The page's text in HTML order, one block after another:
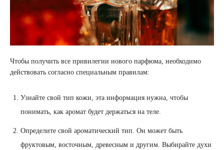
Чтобы получить все привилегии нового парфюма, необходимо
действовать согласно специальным правилам:
Узнайте свой тип кожи, эта информация нужна, чтобы
понимать, как аромат будет держаться на теле.
Определите свой ароматический тип. Он может быть
фруктовым, восточным, древесным и другим. Выбирайте духи